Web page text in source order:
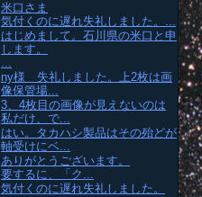
米口さま
気付くのに遅れ失礼しました。...
はじめまして。石川県の米口と申
します。
...
ny様 失礼しました。上2枚は画
像保管場...
3、4枚目の画像が見えないのは
私だけ、で...
はい。タカハシ製品はその殆どが
軸受けにベ...
ありがとうございます。
要するに、「ク...
気付くのに遅れ失礼しました。